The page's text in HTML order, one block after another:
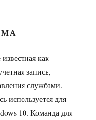
как
запись,
службами.
используется для
10. Команда для